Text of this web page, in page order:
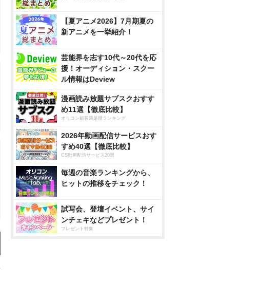
【夏アニメ2026】7月期夏の
新アニメを一挙紹介！
芸能界を志す10代～20代を応
援！オーディション・スクー
ル情報はDeview
漫画読み放題サブスクおすす
め11選【徹底比較】
オリコン顧客満足度ランキング
2026年動画配信サービスおす
すめ40選【徹底比較】
CS動画配信サービス20選
毎週の音楽ランキングから、
ヒットの推移をチェック！
試写会、登壇イベント、サイ
ンチェキなどプレゼント！
プレゼント特集